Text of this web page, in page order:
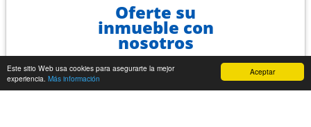
Aceptar
Este sitio Web usa cookies para asegurarte la mejor
experiencia. Más información
Oferte su
inmueble con
nosotros
OFERTAR